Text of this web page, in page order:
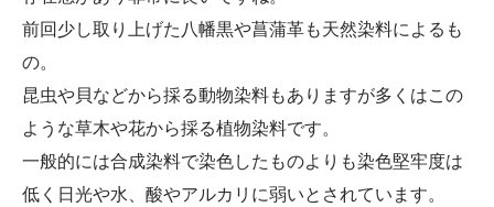
前回少し取り上げた八幡黒や菖蒲革も天然染料によるも
の。
昆虫や貝などから採る動物染料もありますが多くはこの
ような草木や花から採る植物染料です。
一般的には合成染料で染色したものよりも染色堅牢度は
低く日光や水、酸やアルカリに弱いとされています。